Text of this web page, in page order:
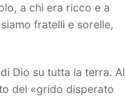
a chi era ricco e a
fratelli e sorelle,
Dio su tutta la terra. Al
del «grido disperato